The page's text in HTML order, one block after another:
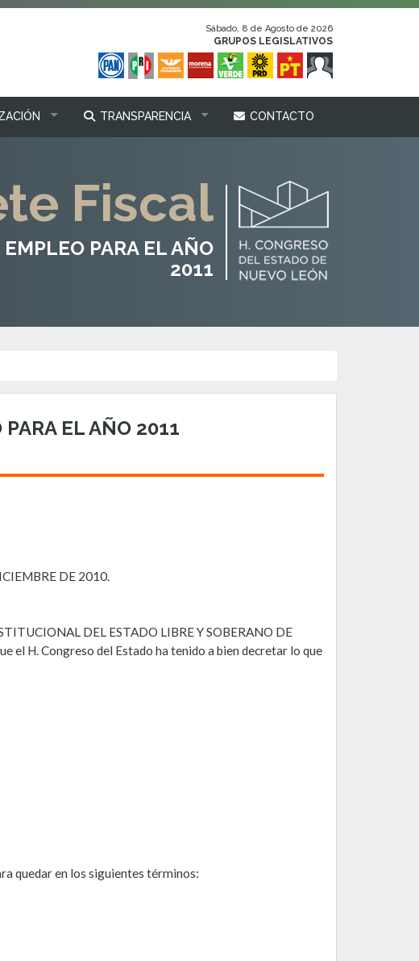
Sábado, 8 de Agosto de 2026
GRUPOS LEGISLATIVOS
TRANSPARENCIA CONTACTO
Fiscal
PARA EL AÑO
2011
EL AÑO 2011
DE 2010.
DEL ESTADO LIBRE Y SOBERANO DE
el H. Congreso del Estado ha tenido a bien decretar lo que
quedar en los siguientes términos: